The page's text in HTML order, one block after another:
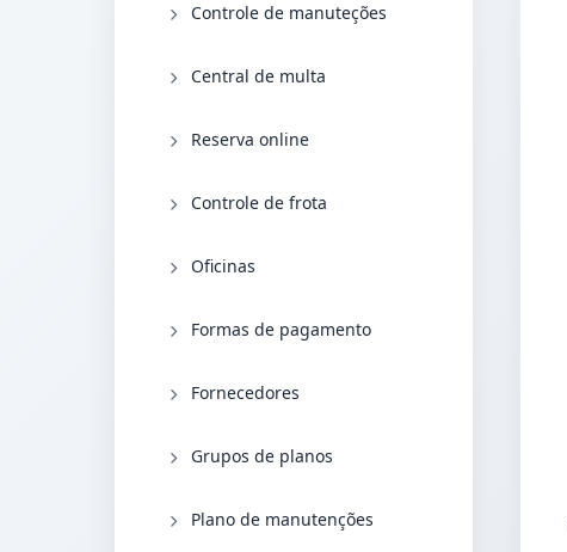
Controle de manuteções
Central de multa
Reserva online
Controle de frota
Oficinas
Formas de pagamento
Fornecedores
Grupos de planos
Plano de manutenções